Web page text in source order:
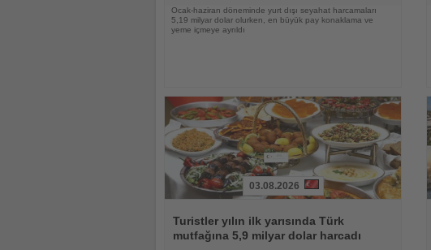
Ocak-haziran döneminde yurt dışı seyahat harcamaları
5,19 milyar dolar olurken, en büyük pay konaklama ve
yeme içmeye ayrıldı
Oku
03.08.2026
Turistler yılın ilk yarısında Türk
mutfağına 5,9 milyar dolar harcadı